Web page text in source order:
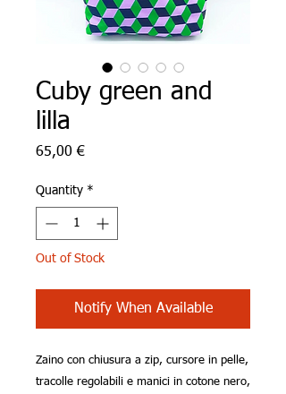
Cuby green and
lilla
65,00 €Price
Quantity *
Out of Stock
Notify When Available
Zaino con chiusura a zip, cursore in pelle,
tracolle regolabili e manici in cotone nero,